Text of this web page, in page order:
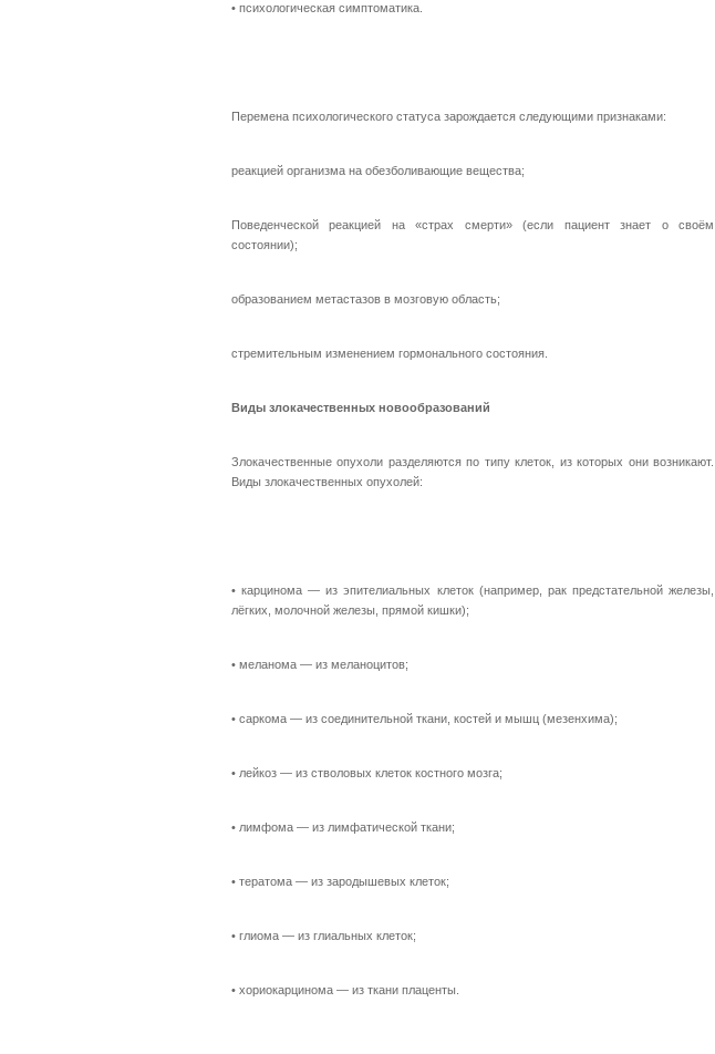
• психологическая симптоматика.
Перемена психологического статуса зарождается следующими признаками:
реакцией организма на обезболивающие вещества;
Поведенческой реакцией на «страх смерти» (если пациент знает о своём
состоянии);
образованием метастазов в мозговую область;
стремительным изменением гормонального состояния.
Виды злокачественных новообразований
Злокачественные опухоли разделяются по типу клеток, из которых они возникают.
Виды злокачественных опухолей:
• карцинома — из эпителиальных клеток (например, рак предстательной железы,
лёгких, молочной железы, прямой кишки);
• меланома — из меланоцитов;
• саркома — из соединительной ткани, костей и мышц (мезенхима);
• лейкоз — из стволовых клеток костного мозга;
• лимфома — из лимфатической ткани;
• тератома — из зародышевых клеток;
• глиома — из глиальных клеток;
• хориокарцинома — из ткани плаценты.